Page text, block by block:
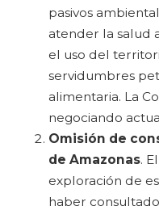
pasivos
atender la salud
el uso del
servidumbres
alimentaria. La
negociando
Omisión de
de Amazonas.
exploración de
haber